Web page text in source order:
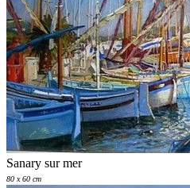
Sanary sur mer
80 x 60 cm